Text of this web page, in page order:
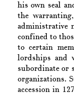
his own seal
the
administrative
confined to
to certain
lordships and
subordinate or
organizations.
accession in